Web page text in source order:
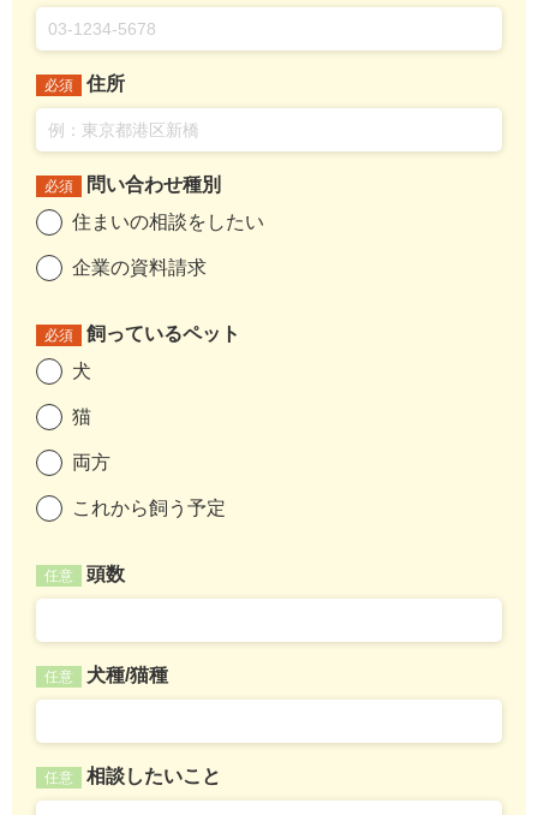
必須 住所
必須
問い合わせ種別
住まいの相談をしたい
企業の資料請求
必須
飼っているペット
犬
猫
両方
これから飼う予定
任意 頭数
任意 犬種/猫種
任意 相談したいこと